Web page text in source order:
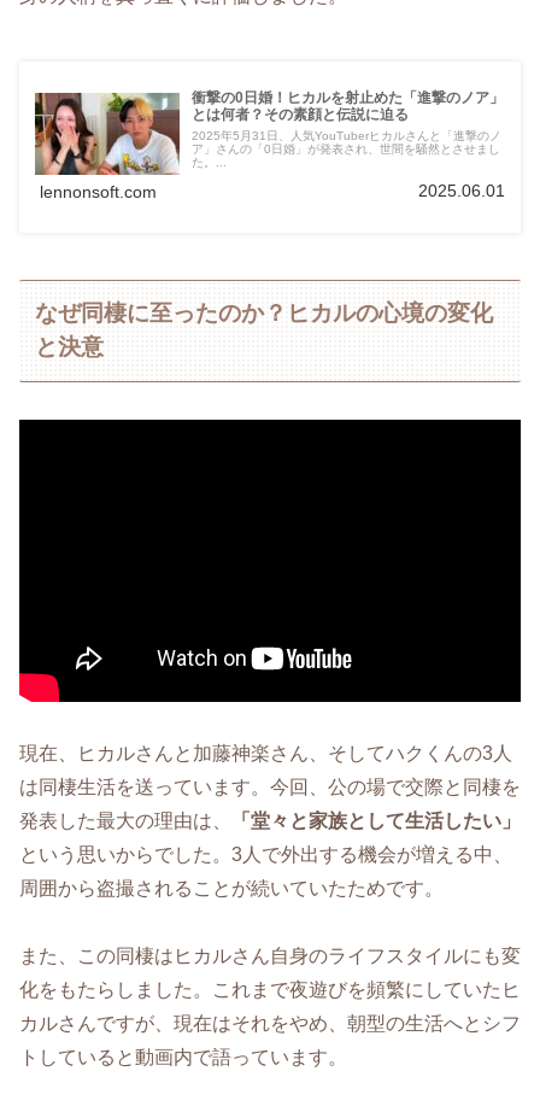
衝撃の0日婚！ヒカルを射止めた「進撃のノア」
とは何者？その素顔と伝説に迫る
2025年5月31日、人気YouTuberヒカルさんと「進撃のノ
ア」さんの「0日婚」が発表され、世間を騒然とさせまし
た。...
lennonsoft.com 2025.06.01
なぜ同棲に至ったのか？ヒカルの心境の変化
と決意
現在、ヒカルさんと加藤神楽さん、そしてハクくんの3人
は同棲生活を送っています。今回、公の場で交際と同棲を
発表した最大の理由は、
「堂々と家族として生活したい」
という思いからでした。3人で外出する機会が増える中、
周囲から盗撮されることが続いていたためです。
また、この同棲はヒカルさん自身のライフスタイルにも変
化をもたらしました。これまで夜遊びを頻繁にしていたヒ
カルさんですが、現在はそれをやめ、朝型の生活へとシフ
トしていると動画内で語っています。